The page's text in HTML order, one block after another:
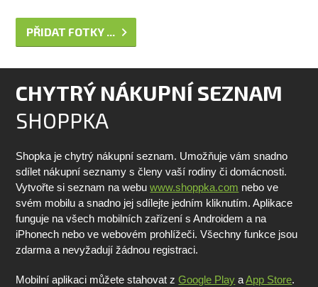
PŘIDAT FOTKY ...
CHYTRÝ NÁKUPNÍ SEZNAM
SHOPPKA
Shopka je chytrý nákupní seznam. Umožňuje vám snadno
sdílet nákupní seznamy s členy vaší rodiny či domácnosti.
Vytvořte si seznam na webuwww.shoppka.com nebo ve
svém mobilu a snadno jej sdílejte jedním kliknutím. Aplikace
funguje na všech mobilních zařízení s Androidem a na
iPhonech nebo ve webovém prohlížeči. Všechny funkce jsou
zdarma a nevyžadují žádnou registraci.
Mobilní aplikaci můžete stahovat zGoogle Play aApp Store.